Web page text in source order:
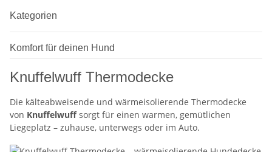
Kategorien
Komfort für deinen Hund
Knuffelwuff Thermodecke
Die kälteabweisende und wärmeisolierende Thermodecke
von Knuffelwuffsorgt für einen warmen, gemütlichen
Liegeplatz – zuhause, unterwegs oder im Auto.